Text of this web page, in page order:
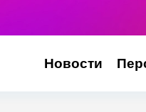
Новости